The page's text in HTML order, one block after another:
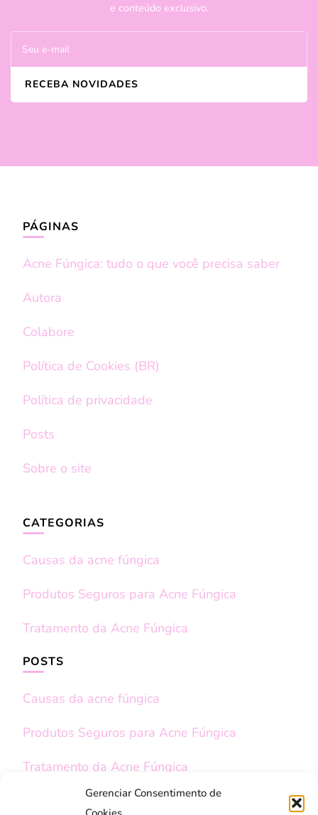
Gerenciar Consentimento de
e conteúdo exclusivo.
PÁGINAS
Acne Fúngica: tudo o que você precisa saber
Autora
Colabore
Política de Cookies (BR)
Política de privacidade
Posts
Sobre o site
CATEGORIAS
Causas da acne fúngica
Produtos Seguros para Acne Fúngica
Tratamento da Acne Fúngica
POSTS
Causas da acne fúngica
Produtos Seguros para Acne Fúngica
Tratamento da Acne Fúngica
REDES SOCIAIS